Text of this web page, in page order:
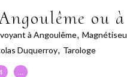
ou
voyant à Angoulême,
Duquerroy, Tarologe
…